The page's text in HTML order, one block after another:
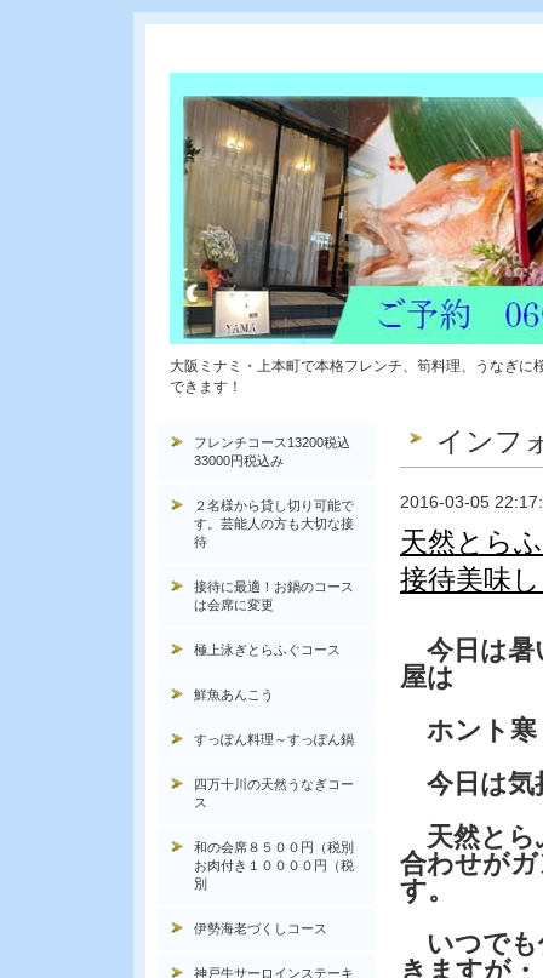
大阪ミナミ・上本町で本格フレンチ、筍料理、うなぎ
できます！
インフ
2016-03-05
天然とら
接待美味
今日は暑
屋は
ホント寒
今日は気
天然とら
合わせが
す。
いつでも
きますが
フレンチコース13200税込
33000円税込み
２名様から貸し切り可能で
す。芸能人の方も大切な接
待
接待に最適！お鍋のコース
は会席に変更
極上泳ぎとらふぐコース
鮮魚あんこう
すっぽん料理～すっぽん鍋
四万十川の天然うなぎコー
ス
和の会席８５００円（税別
お肉付き１００００円（税
別
伊勢海老づくしコース
神戸牛サーロインステーキ